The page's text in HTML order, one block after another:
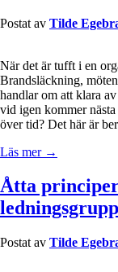
Postat av Tilde
När det är tufft i en
Brandsläckning,
handlar om att klara
vid igen kommer
över tid? Det här är
Läs mer →
Åtta
Postat av Tilde